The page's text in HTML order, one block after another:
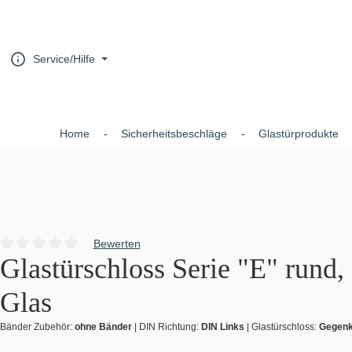
Service/Hilfe
Home Sicherheitsbeschläge Glastürprodukte
Durchschnittliche Bewertung von 0 von 5 Sternen
Bewerten
Glastürschloss Serie "E"
Glas
Bänder Zubehör: ohne Bänder | DIN Richtung: DIN Links | Glastürschloss: